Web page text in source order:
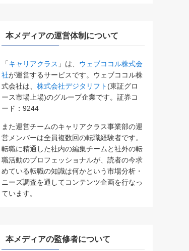
本メディアの運営体制について
「キャリアクラス 」は、 ウェブココル株式会
社が運営するサービスです。ウェブココル株
式会社は、 株式会社デジタリフト (東証グロ
ース市場上場)のグループ企業です。証券コ
ード：9244
また運営チームのキャリアクラス事業部の運
営メンバーは全員複数回の転職経験者です。
転職に精通した社内の編集チームと社外の転
職活動のプロフェッショナルが、読者の今求
めている転職の知識は何かという市場分析・
ニーズ調査を通してコンテンツ企画を行なっ
ています。
本メディアの監修者について